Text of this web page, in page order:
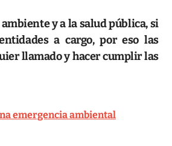
y a la salud pública, si
a cargo, por eso las
llamado y hacer cumplir las
emergencia ambiental